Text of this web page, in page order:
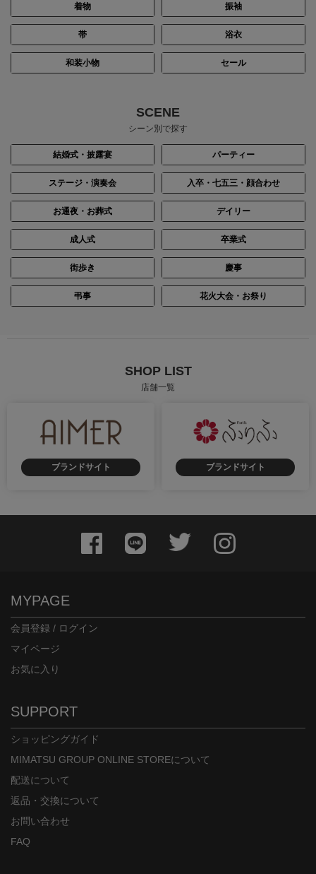
着物 振袖
帯 浴衣
和装小物 セール
SCENE
シーン別で探す
結婚式・披露宴 パーティー
ステージ・演奏会 入卒・七五三・顔合わせ
お通夜・お葬式 デイリー
成人式 卒業式
街歩き 慶事
弔事 花火大会・お祭り
SHOP LIST
店舗一覧
ブランドサイト ブランドサイト
MYPAGE
会員登録 / ログイン
マイページ
お気に入り
SUPPORT
ショッピングガイド
MIMATSU GROUP ONLINE STOREについて
配送について
返品・交換について
お問い合わせ
FAQ